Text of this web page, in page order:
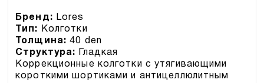
Бренд: Lores
Тип:
Колготки
Толщина: 40 den
Структура:
Гладкая
Коррекционные колготки с утягивающими
короткими шортиками и антицеллюлитным